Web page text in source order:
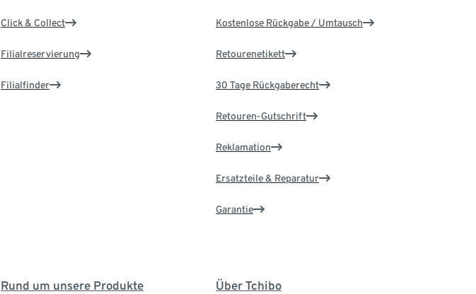
Click & Collect
Filialreservierung
Filialfinder
Kostenlose Rückgabe / Umtausch
Retourenetikett
30 Tage Rückgaberecht
Retouren-Gutschrift
Reklamation
Ersatzteile & Reparatur
Garantie
Rund um unsere Produkte Über Tchibo